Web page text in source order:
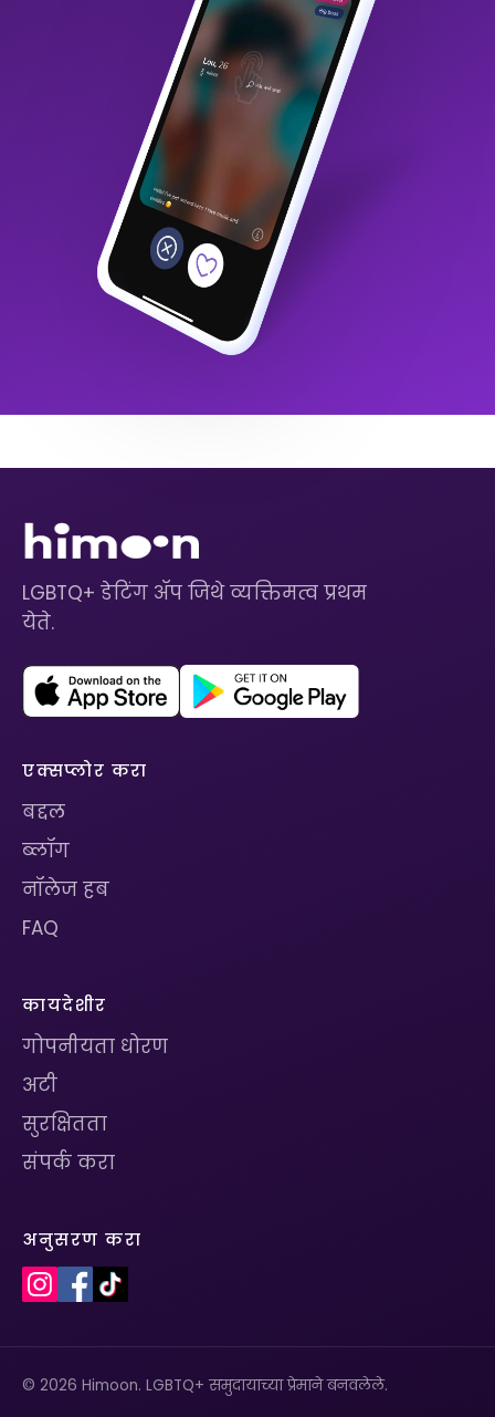
LGBTQ+ डेटिंग ॲप जिथे व्यक्तिमत्व प्रथम
येते.
एक्सप्लोर करा
बद्दल
ब्लॉग
नॉलेज हब
FAQ
कायदेशीर
गोपनीयता धोरण
अटी
सुरक्षितता
संपर्क करा
अनुसरण करा
© 2026 Himoon. LGBTQ+ समुदायाच्या प्रेमाने बनवलेले.